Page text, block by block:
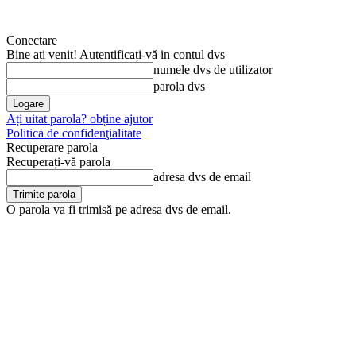
Conectare
Bine ați venit! Autentificați-vă in contul dvs
numele dvs de utilizator
parola dvs
Ați uitat parola? obține ajutor
Politica de confidenţialitate
Recuperare parola
Recuperați-vă parola
adresa dvs de email
O parola va fi trimisă pe adresa dvs de email.